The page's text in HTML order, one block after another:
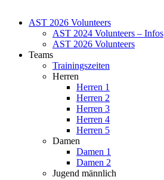
AST 2026 Volunteers
AST 2024 Volunteers – Infos
AST 2026 Volunteers
Teams
Trainingszeiten
Herren
Herren 1
Herren 2
Herren 3
Herren 4
Herren 5
Damen
Damen 1
Damen 2
Jugend männlich